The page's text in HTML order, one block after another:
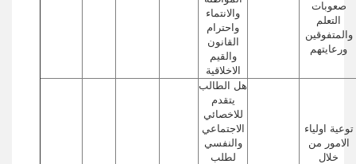
صعوبات
التعلم
والمتفوقين
ورعايتهم
والانتماء
واحترام
القانون
والقيم
الاخلاقية
توعية اولياء
الامور من
خلال
هل الطالب
يتقدم
للاخصائي
الاجتماعي
والنفسي
لطلب